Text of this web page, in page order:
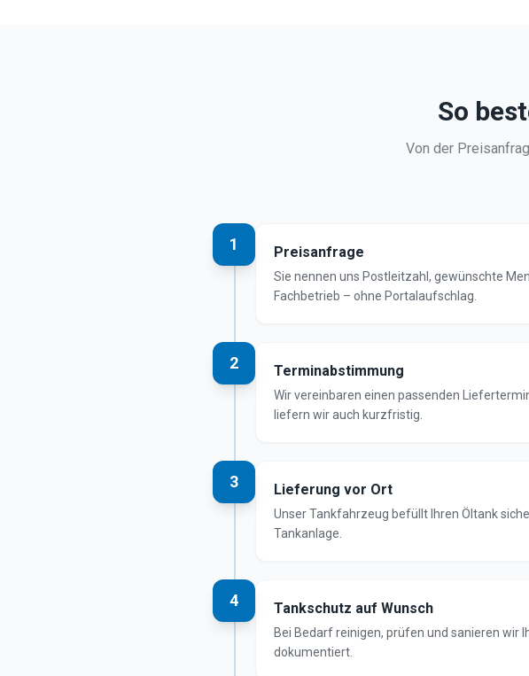
So
Von der
1 Preisanfrage
Sie nennen uns Postleitzahl, gewünschte
Fachbetrieb – ohne Portalaufschlag.
2 Terminabstimmung
Wir vereinbaren einen passenden
liefern wir auch kurzfristig.
3 Lieferung vor Ort
Unser Tankfahrzeug befüllt Ihren Öltank
Tankanlage.
4 Tankschutz auf Wunsch
Bei Bedarf reinigen, prüfen und sanieren wir
dokumentiert.